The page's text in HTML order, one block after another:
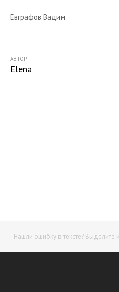
Евграфов Вадим
АВТОР
Elena
Нашли ошибку в тексте? Выделите